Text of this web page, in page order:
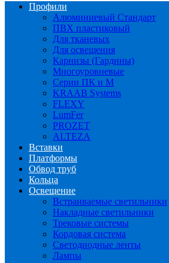
Профили
Алюминиевый Стандарт
ПВХ пластиковый
Для тканевых
Для освещения
Карнизы (Гардины)
Многоуровневые
Серии ПК и М
KRAAB Systems
FLEXY
LumFer
PROZET
ALTEZA
Вставки
Платформы
Обвод труб
Кольца
Освещение
Встраиваемые светильники
Накладные светильники
Трековые системы
Кордовая система
Светодиодные ленты
Лампы